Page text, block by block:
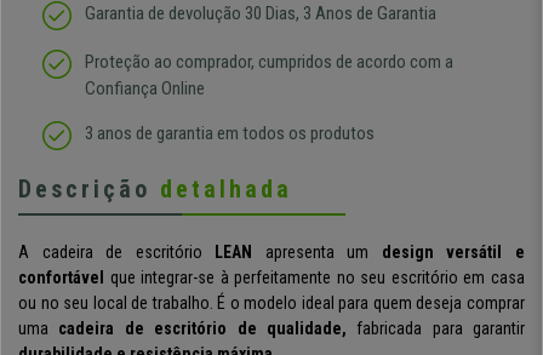
Garantia de devolução 30 Dias, 3 Anos de Garantia
Proteção ao comprador, cumpridos de acordo com a
Confiança Online
3 anos de garantia em todos os produtos
Descrição detalhada
A cadeira de escritório LEAN apresenta um design versátil e
confortável que integrar-se à perfeitamente no seu escritório em casa
ou no seu local de trabalho. É o modelo ideal para quem deseja comprar
uma cadeira de escritório de qualidade, fabricada para garantir